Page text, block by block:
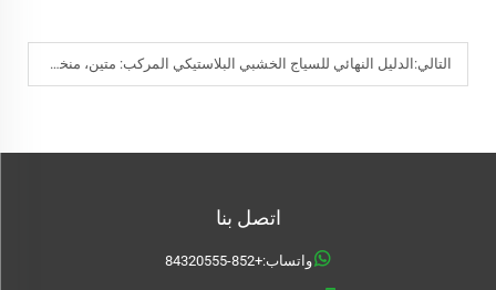
التالي: الدليل النهائي للسياج الخشبي البلاستيكي المركب: متين، منخفض الصيانة، وأنيق
اتصل بنا
واتساب:+852-84320555